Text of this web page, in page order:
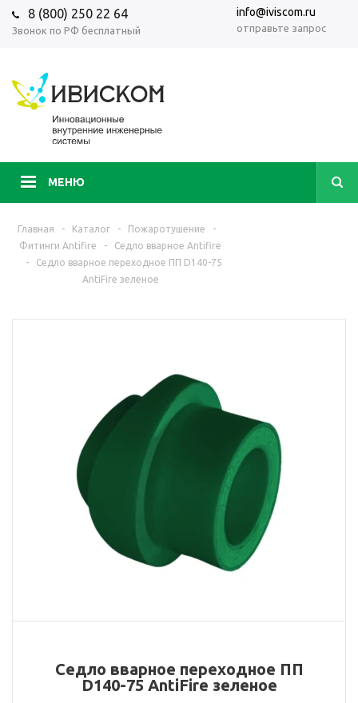
8 (800) 250 22 64
Звонок по РФ бесплатный
info@iviscom.ru
отправьте запрос
МЕНЮ
Главная - Каталог - Пожаротушение
-
Фитинги Antifire
-
Седло вварное Antifire
-
Седло вварное переходное ПП D140-75
AntiFire зеленое
Седло вварное переходное ПП
D140-75 AntiFire зеленое